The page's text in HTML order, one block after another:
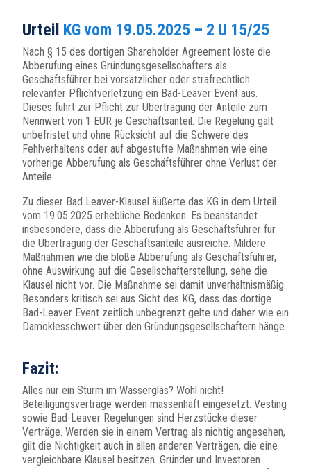
Urteil KG vom 19.05.2025 – 2 U 15/25
Nach § 15 des dortigen Shareholder Agreement löste die
Abberufung eines Gründungsgesellschafters als
Geschäftsführer bei vorsätzlicher oder strafrechtlich
relevanter Pflichtverletzung ein Bad-Leaver Event aus.
Dieses führt zur Pflicht zur Übertragung der Anteile zum
Nennwert von 1 EUR je Geschäftsanteil. Die Regelung galt
unbefristet und ohne Rücksicht auf die Schwere des
Fehlverhaltens oder auf abgestufte Maßnahmen wie eine
vorherige Abberufung als Geschäftsführer ohne Verlust der
Anteile.
Zu dieser Bad Leaver-Klausel äußerte das KG in dem Urteil
vom 19.05.2025 erhebliche Bedenken. Es beanstandet
insbesondere, dass die Abberufung als Geschäftsführer für
die Übertragung der Geschäftsanteile ausreiche. Mildere
Maßnahmen wie die bloße Abberufung als Geschäftsführer,
ohne Auswirkung auf die Gesellschafterstellung, sehe die
Klausel nicht vor. Die Maßnahme sei damit unverhältnismäßig.
Besonders kritisch sei aus Sicht des KG, dass das dortige
Bad-Leaver Event zeitlich unbegrenzt gelte und daher wie ein
Damoklesschwert über den Gründungsgesellschaftern hänge.
Fazit:
Alles nur ein Sturm im Wasserglas? Wohl nicht!
Beteiligungsverträge werden massenhaft eingesetzt. Vesting
sowie Bad-Leaver Regelungen sind Herzstücke dieser
Verträge. Werden sie in einem Vertrag als nichtig angesehen,
gilt die Nichtigkeit auch in allen anderen Verträgen, die eine
vergleichbare Klausel besitzen. Gründer und Investoren